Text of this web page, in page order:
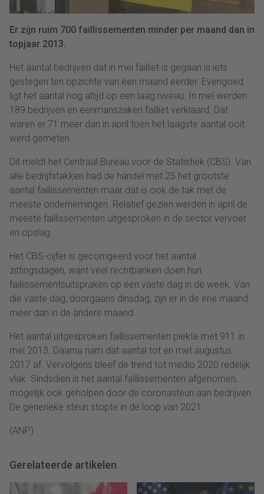
Er zijn ruim 700 faillissementen minder per maand dan in
topjaar 2013.
Het aantal bedrijven dat in mei failliet is gegaan is iets
gestegen ten opzichte van een maand eerder. Evengoed
ligt het aantal nog altijd op een laag niveau. In mei werden
189 bedrijven en eenmanszaken failliet verklaard. Dat
waren er 71 meer dan in april toen het laagste aantal ooit
werd gemeten.
Dit meldt het Centraal Bureau voor de Statistiek (CBS). Van
alle bedrijfstakken had de handel met 25 het grootste
aantal faillissementen maar dat is ook de tak met de
meeste ondernemingen. Relatief gezien werden in april de
meeste faillissementen uitgesproken in de sector vervoer
en opslag.
Het CBS-cijfer is gecorrigeerd voor het aantal
zittingsdagen, want veel rechtbanken doen hun
faillissementsuitspraken op een vaste dag in de week. Van
die vaste dag, doorgaans dinsdag, zijn er in de ene maand
meer dan in de andere maand.
Het aantal uitgesproken faillissementen piekte met 911 in
mei 2013. Daarna nam dat aantal tot en met augustus
2017 af. Vervolgens bleef de trend tot medio 2020 redelijk
vlak. Sindsdien is het aantal faillissementen afgenomen,
mogelijk ook geholpen door de coronasteun aan bedrijven.
De generieke steun stopte in de loop van 2021.
(ANP)
Gerelateerde artikelen